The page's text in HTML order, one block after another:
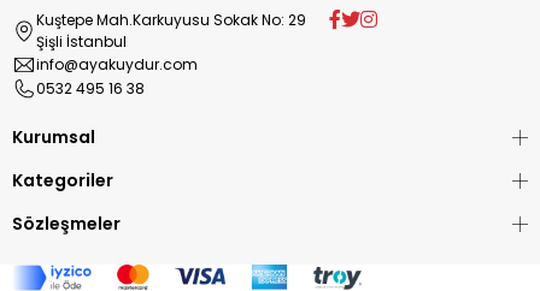
Kuştepe Mah.Karkuyusu Sokak No: 29
Şişli İstanbul
info@ayakuydur.com
0532 495 16 38
Kurumsal
Kategoriler
Sözleşmeler